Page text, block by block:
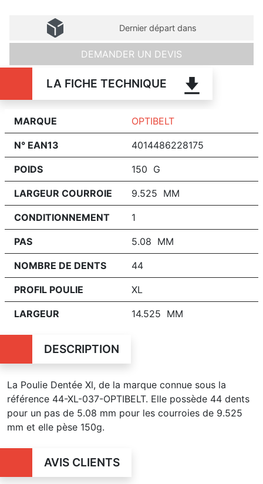
Dernier départ dans
DEMANDER UN DEVIS
LA FICHE TECHNIQUE
MARQUE OPTIBELT
N° EAN13 4014486228175
POIDS 150 G
LARGEUR COURROIE 9.525 MM
CONDITIONNEMENT 1
PAS 5.08 MM
NOMBRE DE DENTS 44
PROFIL POULIE XL
LARGEUR 14.525 MM
DESCRIPTION
La Poulie Dentée Xl, de la marque connue sous la
référence 44-XL-037-OPTIBELT. Elle possède 44 dents
pour un pas de 5.08 mm pour les courroies de 9.525
mm et elle pèse 150g.
AVIS CLIENTS